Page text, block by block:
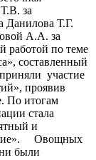
за
Данилова Т.Г.
А.А. за
работой по теме
составленный
участие
проявив
По итогам
стала
и
Овощных
были